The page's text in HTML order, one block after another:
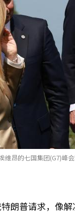
维昂的七国集团(G7)峰
朗普请求，像